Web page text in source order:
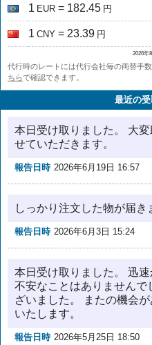
1 EUR = 182.45 円
1 CNY = 23.39 円
2026年
代行時のレートには代行会社毎の両替手
ちらで確認できます。
最近の
本日受け取りました。 大
せていただきます。
報告日時 2026年6月19日 16:57
しっかり注文した物が届
報告日時 2026年6月3日 15:24
本日受け取りました。 迅
不安なことはありませんで
ざいました。 またの機会
いたします。
報告日時 2026年5月25日 18:50